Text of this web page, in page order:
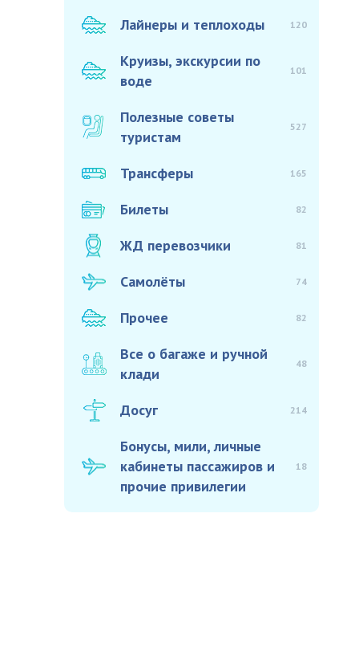
Лайнеры и теплоходы 120
Круизы, экскурсии по
воде
101
Полезные советы
туристам
527
Трансферы 165
Билеты 82
ЖД перевозчики 81
Самолёты 74
Прочее 82
Все о багаже и ручной
клади
48
Досуг 214
Бонусы, мили, личные
кабинеты пассажиров и
прочие привилегии
18